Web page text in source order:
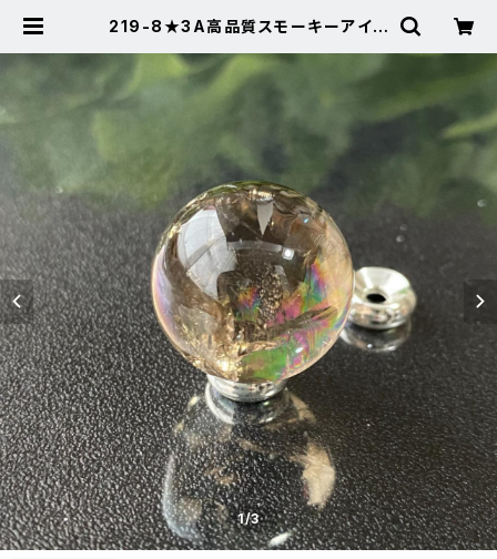
219-8★3A高品質スモーキーアイリ
物 | Noah's Stone ～パワースト
ーン・天然石SHOP～
1/3